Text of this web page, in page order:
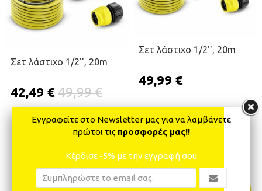
Σετ λάστιχο 1/2'', 20m
49,99 €
42,49 €
Σετ λάστιχο 1/2'', 20m
49,99 €
ΠΡΟΣΘΉΚΗ ΣΤΟ ΚΑΛΆΘΙ
Εγγραφείτε στο Newsletter μας για να λαμβάνετε
πρώτοι τις προσφορές μας!!
Κέρδισε -5% με την εγγραφή σου